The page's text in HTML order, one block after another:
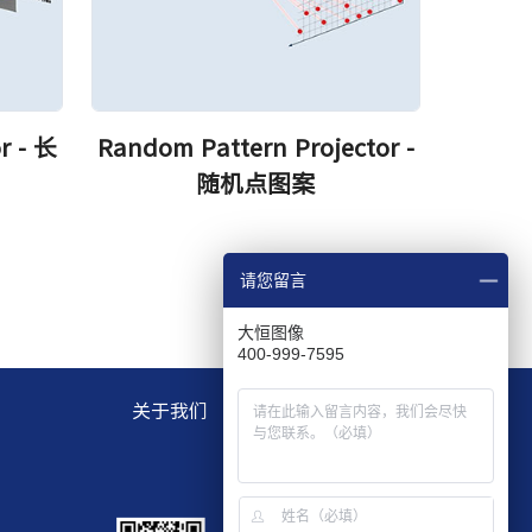
- 长
Random Pattern Projector -
随机点图案
关于我们
请您留言
大恒图像
400-999-7595